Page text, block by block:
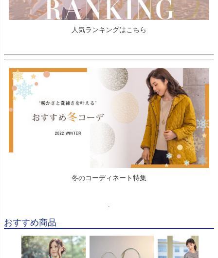
人気ランキングはこちら
冬のコーディネート特集
おすすめ商品